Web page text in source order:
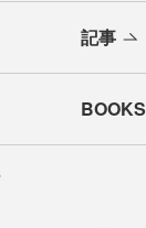
記事
BOOKS